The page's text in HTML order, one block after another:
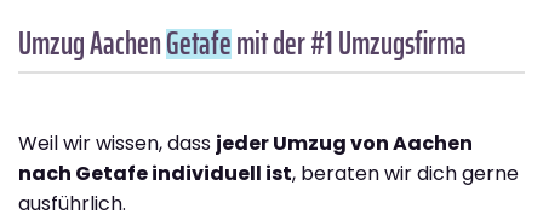
Umzug AachenGetafemit der #1 Umzugsfirma
Weil wir wissen, dass jeder Umzug von Aachen
nach Getafe individuell ist, beraten wir dich gerne
ausführlich.